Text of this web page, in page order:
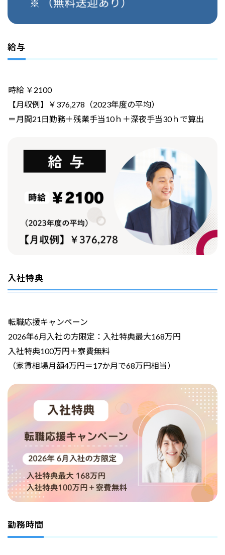
給与
時給 ￥2100
【月収例】￥376,278（2023年度の平均）
＝月間21日勤務＋残業手当10ｈ＋深夜手当30ｈで算出
入社特典
転職応援キャンペーン
2026年6月入社の方限定：入社特典最大168万円
入社特典100万円＋寮費無料
（家賃相場月額4万円＝17か月で68万円相当）
勤務時間